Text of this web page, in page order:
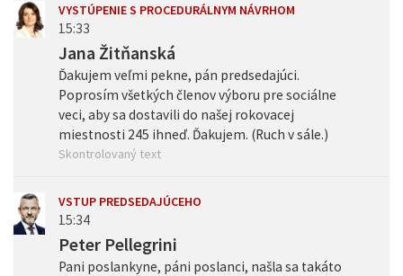
VYSTÚPENIE S PROCEDURÁLNYM NÁVRHOM
15:33
Jana Žitňanská
Ďakujem veľmi pekne, pán predsedajúci.
Poprosím všetkých členov výboru pre sociálne
veci, aby sa dostavili do našej rokovacej
miestnosti 245 ihneď. Ďakujem. (Ruch v sále.)
Skontrolovaný text
VSTUP PREDSEDAJÚCEHO
15:34
Peter Pellegrini
Pani poslankyne, páni poslanci, našla sa takáto